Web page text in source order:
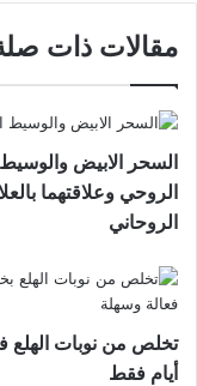
مقالات ذات
السحر الابيض والوسيط
الروحي وعلاقتهما
الروحاني
أيام فقط